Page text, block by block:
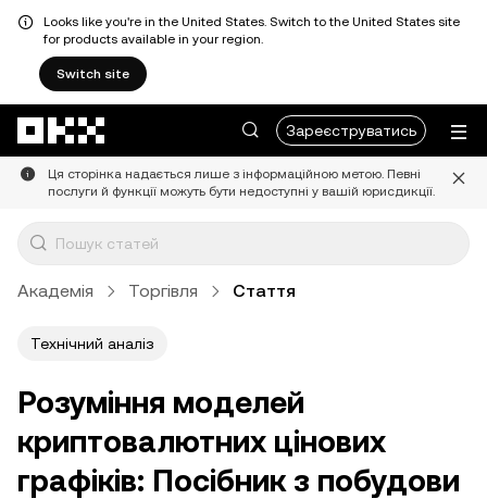
Looks like you're in the United States. Switch to the United States site
for products available in your region.
Switch site
Зареєструватись
Ця сторінка надається лише з інформаційною метою. Певні
послуги й функції можуть бути недоступні у вашій юрисдикції.
Академія Торгівля Стаття
Технічний аналіз
Розуміння моделей
криптовалютних цінових
графіків: Посібник з побудови